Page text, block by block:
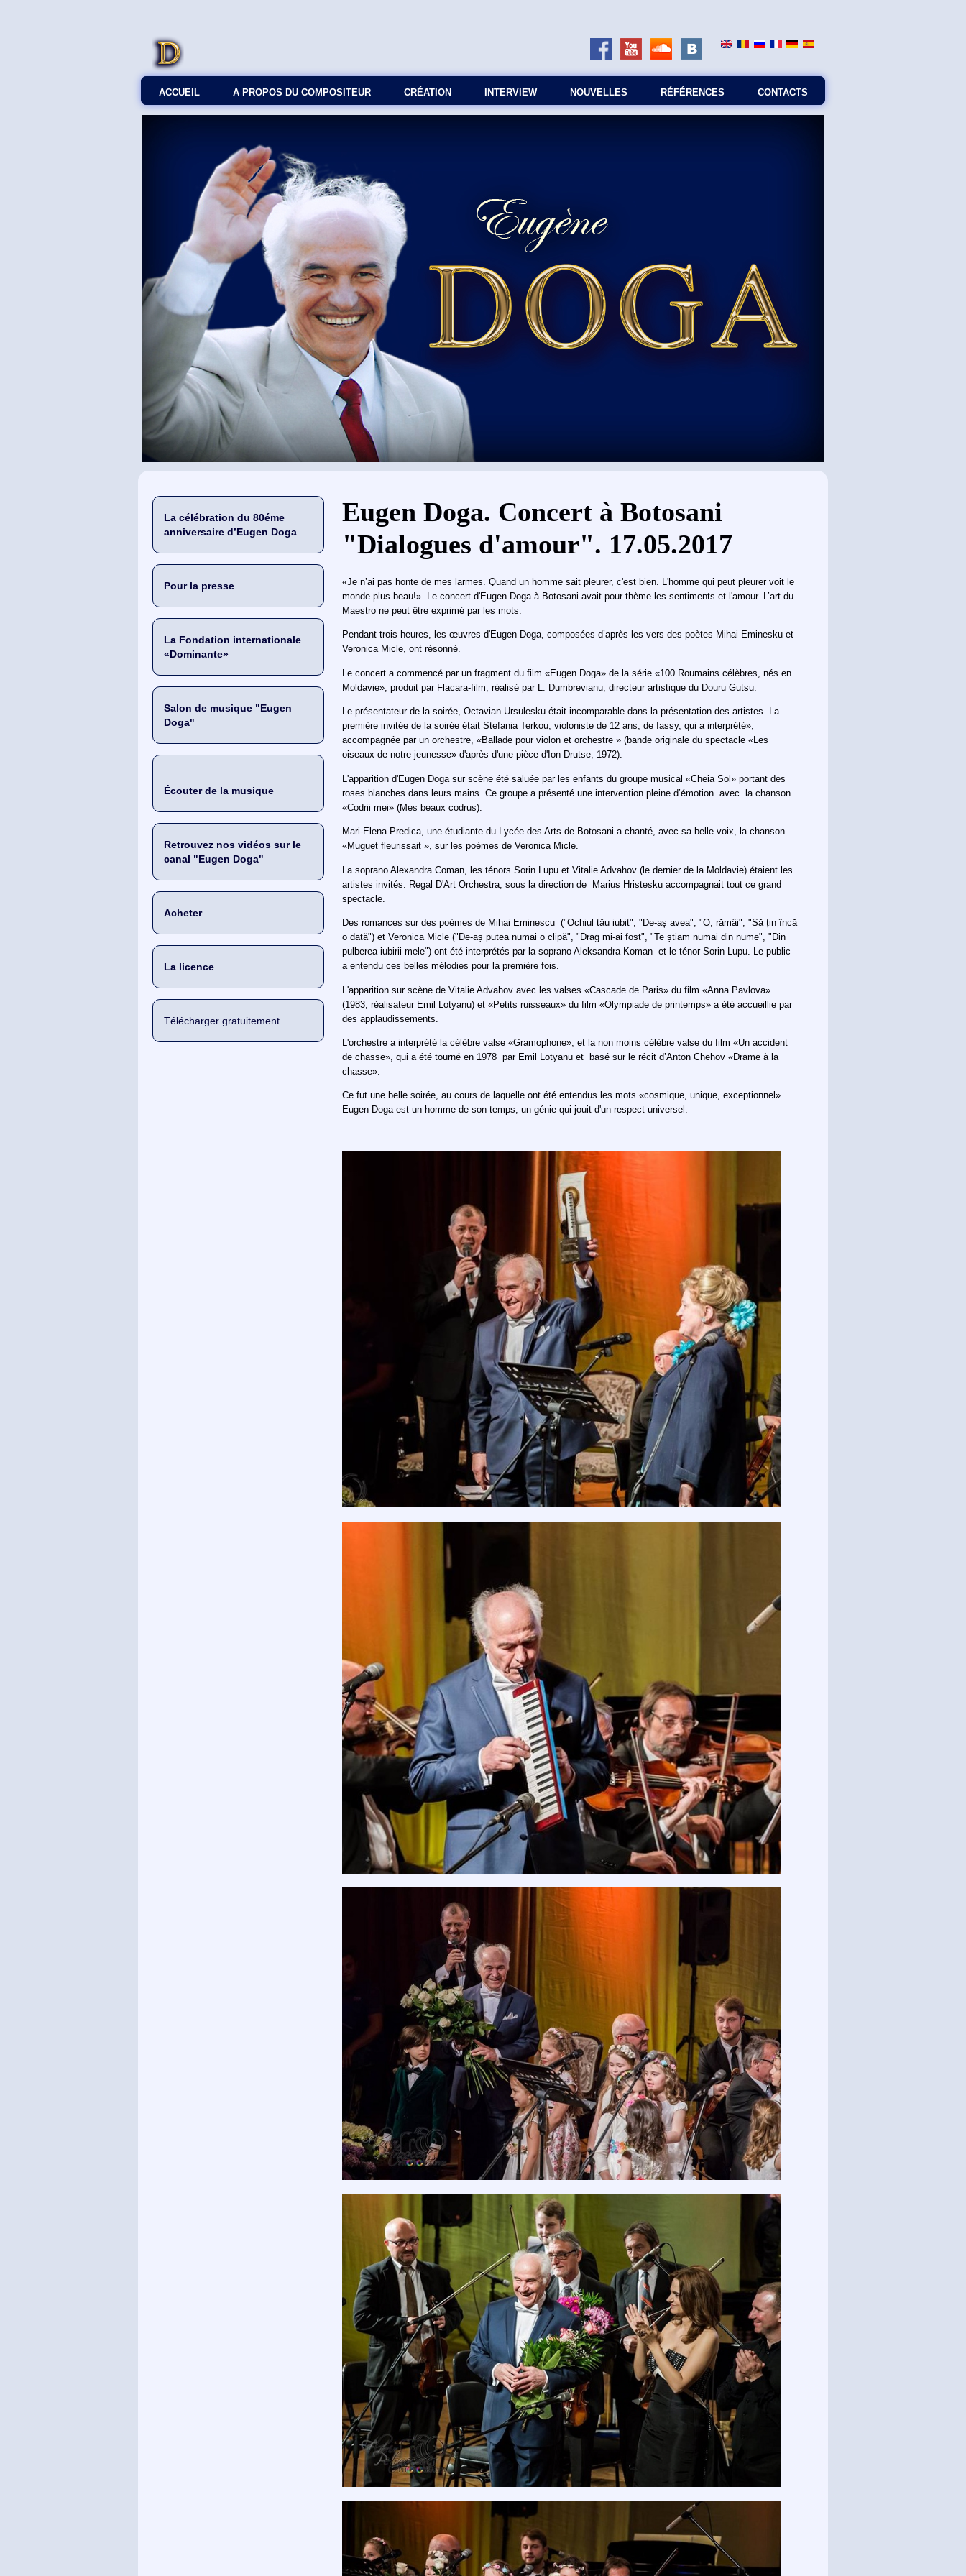
ACCUEIL A PROPOS DU COMPOSITEUR СRÉATION INTERVIEW NOUVELLES RÉFÉRENCES CONTACTS
La célébration du 80éme
anniversaire d’Eugen Doga
Pour la presse
La Fondation internationale
«Dominante»
Salon de musique "Eugen
Doga"
Écouter de la musique
Retrouvez nos vidéos sur le
canal "Eugen Doga"
Acheter
La licence
Télécharger gratuitement
Vous êtes ici
Eugen Doga. Concert à Botosani
"Dialogues d'amour". 17.05.2017
«Je n’ai pas honte de mes larmes. Quand un homme sait pleurer, c'est bien. L'homme qui peut pleurer voit le
monde plus beau!». Le concert d'Eugen Doga à Botosani avait pour thème les sentiments et l'amour. L’art du
Maestro ne peut être exprimé par les mots.
Pendant trois heures, les œuvres d'Eugen Doga, composées d’après les vers des poètes Mihai Eminesku et
Veronica Micle, ont résonné.
Le concert a commencé par un fragment du film «Eugen Doga» de la série «100 Roumains célèbres, nés en
Moldavie», produit par Flacara-film, réalisé par L. Dumbrevianu, directeur artistique du Douru Gutsu.
Le présentateur de la soirée, Octavian Ursulesku était incomparable dans la présentation des artistes. La
première invitée de la soirée était Stefania Terkou, violoniste de 12 ans, de Iassy, qui a interprété»,
accompagnée par un orchestre, «Ballade pour violon et orchestre » (bande originale du spectacle «Les
oiseaux de notre jeunesse» d'après d'une pièce d'Ion Drutse, 1972).
L'apparition d'Eugen Doga sur scène été saluée par les enfants du groupe musical «Cheia Sol» portant des
roses blanches dans leurs mains. Ce groupe a présenté une intervention pleine d’émotion avec la chanson
«Codrii mei» (Mes beaux codrus).
Mari-Elena Predica, une étudiante du Lycée des Arts de Botosani a chanté, avec sa belle voix, la chanson
«Muguet fleurissait », sur les poèmes de Veronica Micle.
La soprano Alexandra Coman, les ténors Sorin Lupu et Vitalie Advahov (le dernier de la Moldavie) étaient les
artistes invités. Regal D'Art Orchestra, sous la direction de Marius Hristesku accompagnait tout ce grand
spectacle.
Des romances sur des poèmes de Mihai Eminescu ("Ochiul tău iubit", "De-aș avea", "O, rămâi", "Să țin încă
o dată") et Veronica Micle ("De-aș putea numai o clipă", "Drag mi-ai fost", "Te știam numai din nume", "Din
pulberea iubirii mele") ont été interprétés par la soprano Aleksandra Koman et le ténor Sorin Lupu. Le public
a entendu ces belles mélodies pour la première fois.
L'apparition sur scène de Vitalie Advahov avec les valses «Cascade de Paris» du film «Anna Pavlova»
(1983, réalisateur Emil Lotyanu) et «Petits ruisseaux» du film «Olympiade de printemps» a été accueillie par
des applaudissements.
L'orchestre a interprété la célèbre valse «Gramophone», et la non moins célèbre valse du film «Un accident
de chasse», qui a été tourné en 1978 par Emil Lotyanu et basé sur le récit d’Anton Chehov «Drame à la
chasse».
Ce fut une belle soirée, au cours de laquelle ont été entendus les mots «cosmique, unique, exceptionnel» ...
Eugen Doga est un homme de son temps, un génie qui jouit d'un respect universel.